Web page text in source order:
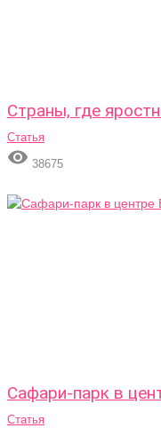
Страны, где
Статья
 38675
Сафари-парк в
Статья